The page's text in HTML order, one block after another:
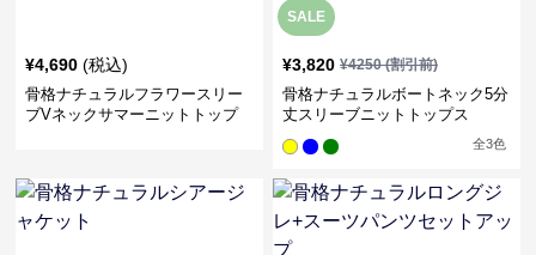
¥4,690 (税込)
骨格ナチュラルフラワースリー
ブVネックサマーニットトップ
SALE
¥3,820 ¥4250(割引前)
骨格ナチュラルボートネック5分
丈スリーブニットトップス
全3色